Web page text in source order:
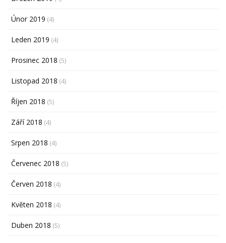
Únor 2019 (4)
Leden 2019 (4)
Prosinec 2018 (5)
Listopad 2018 (4)
Říjen 2018 (5)
Září 2018 (4)
Srpen 2018 (4)
Červenec 2018 (5)
Červen 2018 (4)
Květen 2018 (4)
Duben 2018 (5)